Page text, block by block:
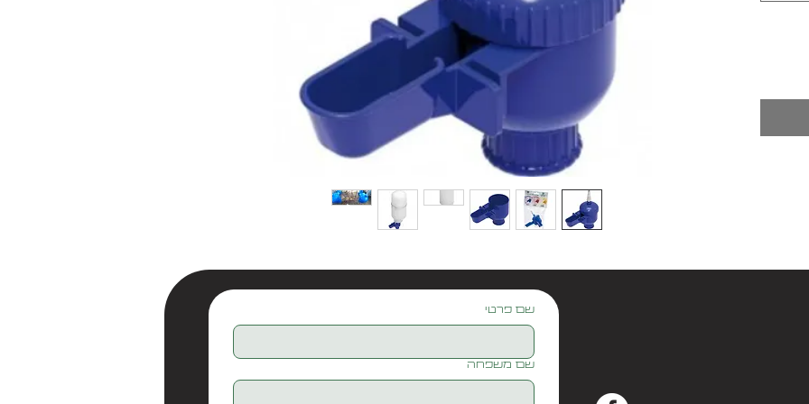
שם פרטי
שם משפחה